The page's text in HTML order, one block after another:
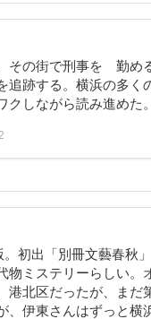
の街で刑事を゙勤め
追跡する。横浜の多く
しながら読み進めた。
初出「別冊文藝春秋
物ミステリーらしい。
港北区だったが、まだ
伊東さんはずっと横